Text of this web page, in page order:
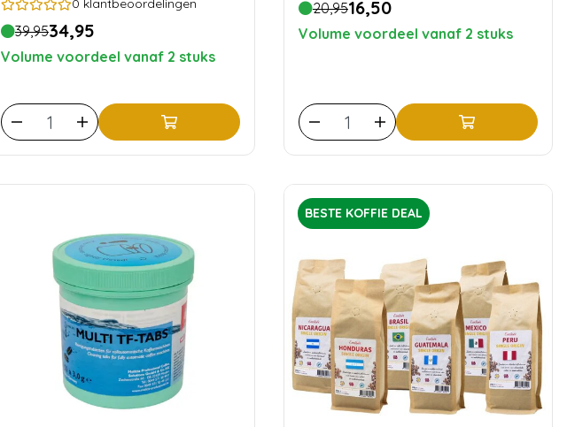
0 klantbeoordelingen
39,9534,95
Volume voordeel vanaf 2 stuks
20,9516,50
Volume voordeel vanaf 2 stuks
BESTE KOFFIE DEAL